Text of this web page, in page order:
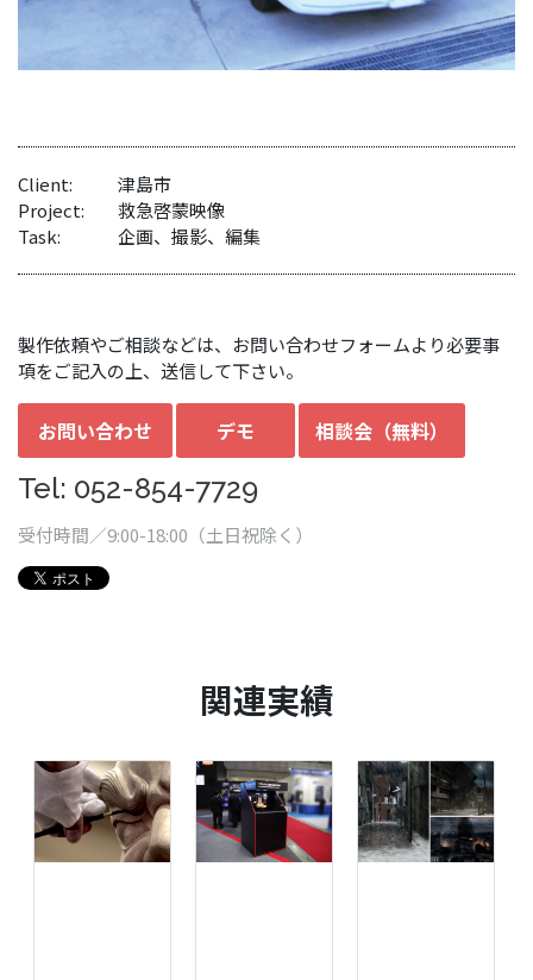
Client:
津島市
Project:
救急啓蒙映像
Task:
企画、撮影、編集
製作依頼やご相談などは、お問い合わせフォームより必要事
項をご記入の上、送信して下さい。
お問い合わせ デモ 相談会（無料）
Tel: 052-854-7729
受付時間／9:00-18:00（土日祝除く）
関連実績